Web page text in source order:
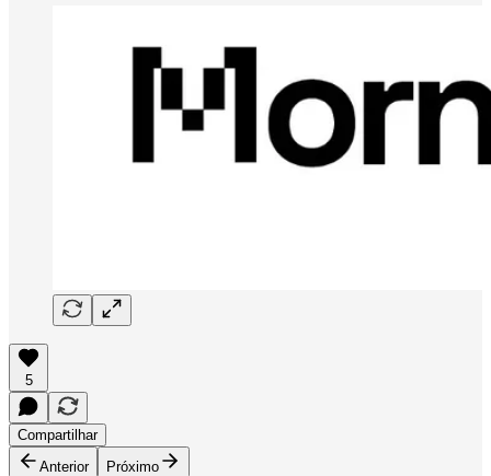
5
Compartilhar
Anterior
Próximo